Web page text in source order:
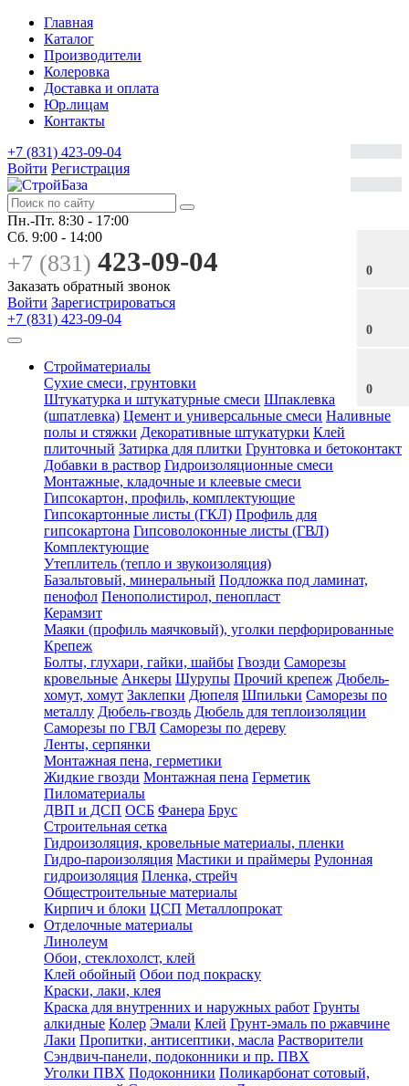
Главная
Каталог
Производители
Колеровка
Доставка и оплата
Юр.лицам
Контакты
0
0
0
+7 (831) 423-09-04
Войти Регистрация
Пн.-Пт. 8:30 - 17:00
Сб. 9:00 - 14:00
+7 (831) 423-09-04
Заказать обратный звонок
Войти Зарегистрироваться
+7 (831) 423-09-04
Стройматериалы
Сухие смеси, грунтовки
Штукатурка и штукатурные смеси Шпаклевка
(шпатлевка) Цемент и универсальные смеси Наливные
полы и стяжки Декоративные штукатурки Клей
плиточный Затирка для плитки Грунтовка и бетоконтакт
Добавки в раствор Гидроизоляционные смеси
Монтажные, кладочные и клеевые смеси
Гипсокартон, профиль, комплектующие
Гипсокартонные листы (ГКЛ) Профиль для
гипсокартона Гипсоволоконные листы (ГВЛ)
Комплектующие
Утеплитель (тепло и звукоизоляция)
Базальтовый, минеральный Подложка под ламинат,
пенофол Пенополистирол, пенопласт
Керамзит
Маяки (профиль маячковый), уголки перфорированные
Крепеж
Болты, глухари, гайки, шайбы Гвозди Саморезы
кровельные Анкеры Шурупы Прочий крепеж Дюбель-
хомут, хомут Заклепки Дюпеля Шпильки Саморезы по
металлу Дюбель-гвоздь Дюбель для теплоизоляции
Саморезы по ГВЛ Саморезы по дереву
Ленты, серпянки
Монтажная пена, герметики
Жидкие гвозди Монтажная пена Герметик
Пиломатериалы
ДВП и ДСП ОСБ Фанера Брус
Строительная сетка
Гидроизоляция, кровельные материалы, пленки
Гидро-пароизоляция Мастики и праймеры Рулонная
гидроизоляция Пленка, стрейч
Общестроительные материалы
Кирпич и блоки ЦСП Металлопрокат
Отделочные материалы
Линолеум
Обои, стеклохолст, клей
Клей обойный Обои под покраску
Краски, лаки, клея
Краска для внутренних и наружных работ Грунты
алкидные Колер Эмали Клей Грунт-эмаль по ржавчине
Лаки Пропитки, антисептики, масла Растворители
Сэндвич-панели, подоконники и пр. ПВХ
Уголки ПВХ Подоконники Поликарбонат сотовый,